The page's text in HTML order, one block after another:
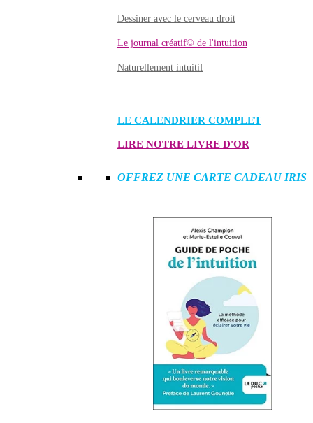
Dessiner avec le cerveau droit
Le journal créatif© de l'intuition
Naturellement intuitif
LE CALENDRIER COMPLET
LIRE NOTRE LIVRE D'OR
OFFREZ UNE CARTE CADEAU IRIS